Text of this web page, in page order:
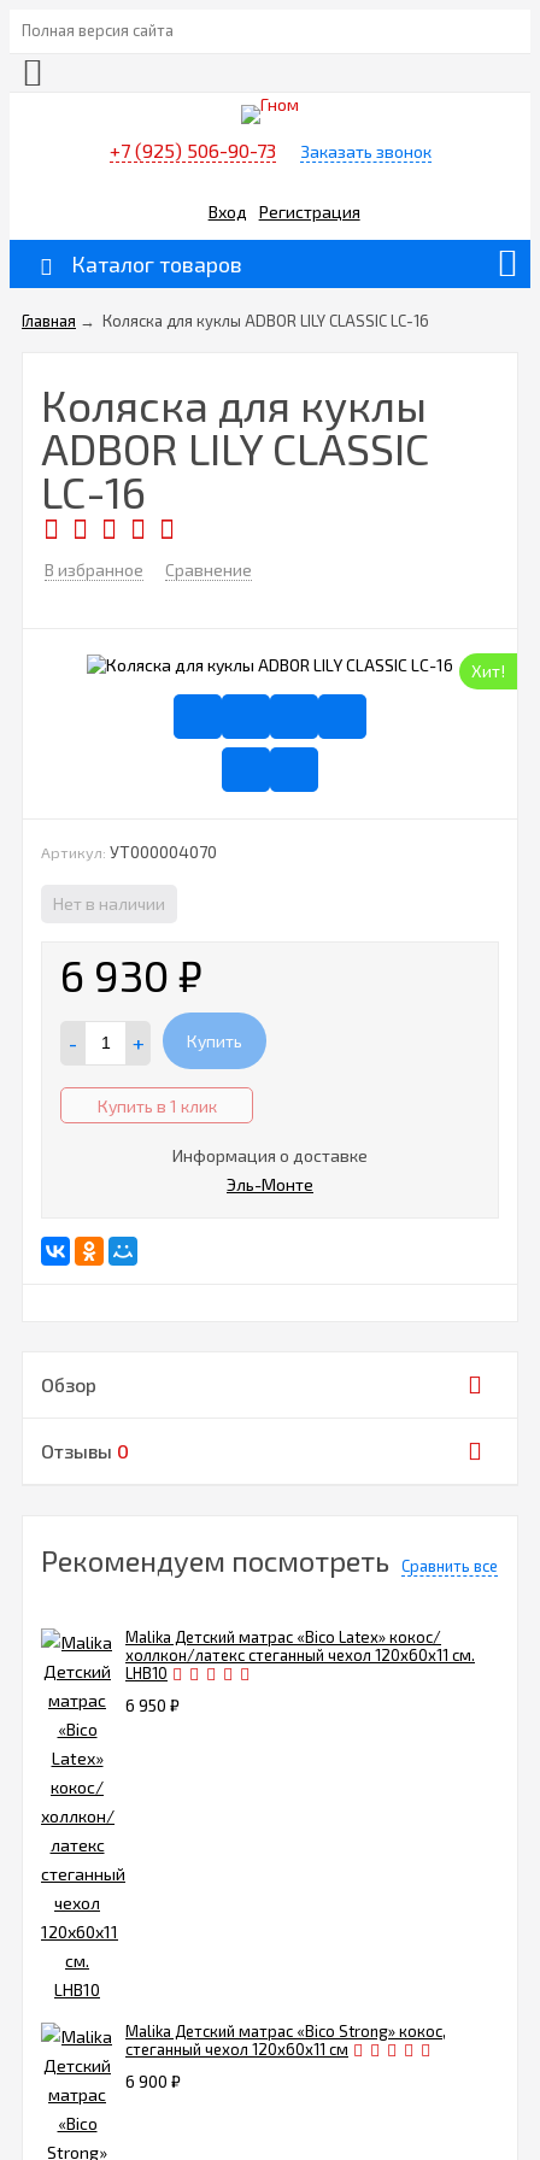
Полная версия сайта
+7 (925) 506-90-73 Заказать звонок
Вход Регистрация
Каталог товаров
Главная → Коляска для куклы ADBOR LILY CLASSIC LC-16
Коляска для куклы
ADBOR LILY CLASSIC
LC-16
В избранное Сравнение
Хит!
Артикул: УТ000004070
Нет в наличии
6 930 ₽
- + Купить
Купить в 1 клик
Информация о доставке
Эль-Монте
Обзор
Отзывы 0
Рекомендуем посмотреть Сравнить все
Malika Детский матрас «Bico Latex» кокос/
холлкон/латекс стеганный чехол 120х60х11 см.
LHB10
6 950 ₽
Malika Детский матрас «Bico Strong» кокос,
стеганный чехол 120х60х11 см
6 900 ₽